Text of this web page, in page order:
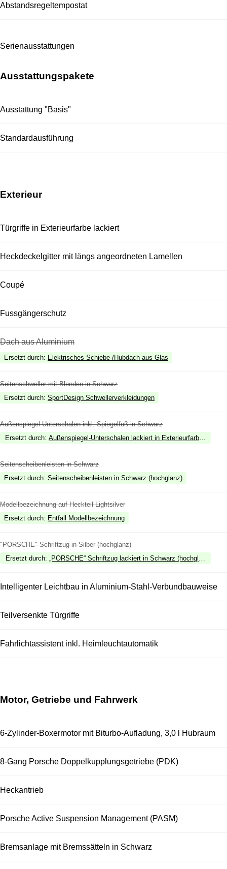
Abstandsregeltempostat
Se­ri­en­aus­stat­tungen
Ausstattungspakete
Ausstattung "Basis"
Standardausführung
Exterieur
Türgriffe in Exterieurfarbe lackiert
Heckdeckelgitter mit längs angeordneten Lamellen
Coupé
Fussgängerschutz
Dach aus Aluminium
Ersetzt durch: Elektrisches Schiebe-/Hubdach aus Glas
Seitenschweller mit Blenden in Schwarz
Ersetzt durch: SportDesign Schwellerverkleidungen
Außenspiegel Unterschalen inkl. Spiegelfuß in Schwarz
Ersetzt durch: Außenspiegel-Unterschalen lackiert in Exterieurfarbe inkl.
Seitenscheibenleisten in Schwarz
Ersetzt durch: Seitenscheibenleisten in Schwarz (hochglanz)
Modellbezeichnung auf Heckteil Lightsilver
Ersetzt durch: Entfall Modellbezeichnung
"PORSCHE" Schriftzug in Silber (hochglanz)
Ersetzt durch: „PORSCHE“ Schriftzug lackiert in Schwarz (hochglanz)
Intelligenter Leichtbau in Aluminium-Stahl-Verbundbauweise
Teilversenkte Türgriffe
Fahrlichtassistent inkl. Heimleuchtautomatik
Motor, Getriebe und Fahrwerk
6-Zylinder-Boxermotor mit Biturbo-Aufladung, 3,0 l Hubraum
8-Gang Porsche Doppelkupplungsgetriebe (PDK)
Heckantrieb
Porsche Active Suspension Management (PASM)
Bremsanlage mit Bremssätteln in Schwarz